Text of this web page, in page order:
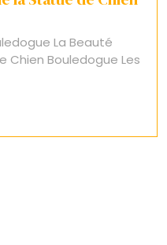
La Beauté
Bouledogue Les